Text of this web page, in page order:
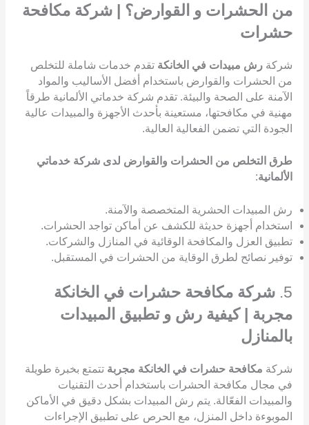
من الحشرات و القوارض؟ | شركة مكافحة
حشرات
شركة رش مبيدات في الخانكة تقدم خدمات شاملة للتخلص
من الحشرات والقوارض باستخدام أفضل الأساليب والمواد
الآمنة على الصحة والبيئة. تقدم شركة خدماتي الألمانية طرقاً
مهنية في مكافحتها، مستعينة بأحدث الأجهزة والمبيدات عالية
الجودة التي تضمن الفعالية العالية.
طرق التخلص من الحشرات والقوارض لدى شركة خدماتي
الألمانية:
رش المبيدات الحشرية المتخصصة والآمنة.
استخدام أجهزة حديثة للكشف عن أماكن تواجد الحشرات.
تطبيق العزل والمكافحة الوقائية في المنازل والشركات.
توفير نصائح لطرق الوقاية من الحشرات في المستقبل.
5. شركة مكافحة حشرات في الخانكة
مجربة | كيفية رش و تطبيق المبيدات
بالمنازل
شركة مكافحة حشرات في الخانكة مجربة تتمتع بخبرة طويلة
في مجال مكافحة الحشرات باستخدام أحدث التقنيات
والمبيدات الفعّالة. يتم رش المبيدات بشكل دقيق في الأماكن
الموبوءة داخل المنزل، مع الحرص على تطبيق الإجراءات